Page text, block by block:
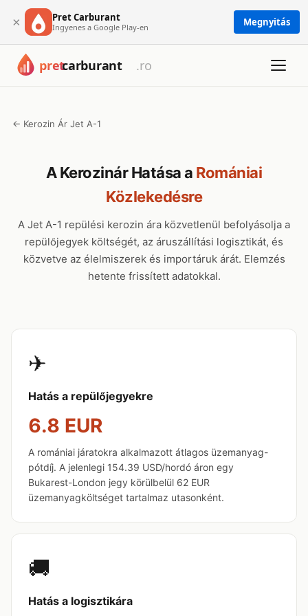
× Pret Carburant
Ingyenes a Google Play-en Megnyitás
← Kerozin Ár Jet A-1
A Kerozinár Hatása a Romániai
Közlekedésre
A Jet A-1 repülési kerozin ára közvetlenül befolyásolja a
repülőjegyek költségét, az áruszállítási logisztikát, és
közvetve az élelmiszerek és importáruk árát. Elemzés
hetente frissített adatokkal.
✈
Hatás a repülőjegyekre
6.8 EUR
A romániai járatokra alkalmazott átlagos üzemanyag-
pótdíj. A jelenlegi 154.39 USD/hordó áron egy
Bukarest-London jegy körülbelül 62 EUR
üzemanyagköltséget tartalmaz utasonként.
🚚
Hatás a logisztikára